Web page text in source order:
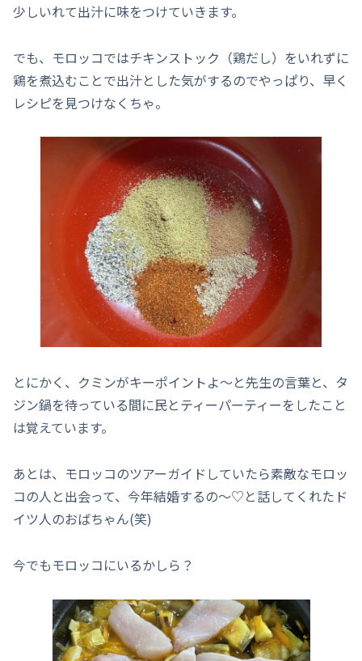
少しいれて出汁に味をつけていきます。
でも、モロッコではチキンストック（鶏だし）をいれずに
鶏を煮込むことで出汁とした気がするのでやっぱり、早く
レシピを見つけなくちゃ。
とにかく、クミンがキーポイントよ～と先生の言葉と、タ
ジン鍋を待っている間に民とティーパーティーをしたこと
は覚えています。
あとは、モロッコのツアーガイドしていたら素敵なモロッ
コの人と出会って、今年結婚するの～♡と話してくれたド
イツ人のおばちゃん(笑)
今でもモロッコにいるかしら？